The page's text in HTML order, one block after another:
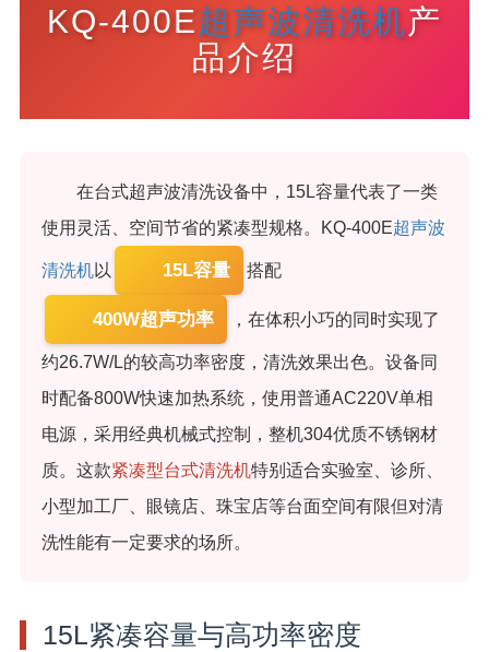
KQ-400E超声波清洗机产
品介绍
在台式超声波清洗设备中，15L容量代表了一类
使用灵活、空间节省的紧凑型规格。KQ-400E超声波
清洗机以 15L容量 搭配
400W超声功率 ，在体积小巧的同时实现了
约26.7W/L的较高功率密度，清洗效果出色。设备同
时配备800W快速加热系统，使用普通AC220V单相
电源，采用经典机械式控制，整机304优质不锈钢材
质。这款紧凑型台式清洗机特别适合实验室、诊所、
小型加工厂、眼镜店、珠宝店等台面空间有限但对清
洗性能有一定要求的场所。
15L紧凑容量与高功率密度